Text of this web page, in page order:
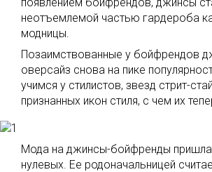
неотъемлемой частью гардероба
модницы.
Позаимствованные у бойфрендов
оверсайз снова на пике
учимся у стилистов, звезд стрит-
признанных икон стиля, с чем их
Мода на джинсы-бойфренды пришла
нулевых. Ее родоначальницей